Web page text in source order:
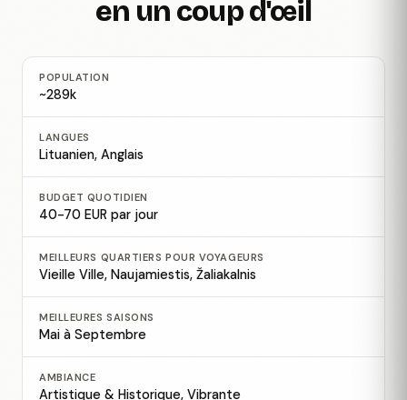
en un coup d'œil
POPULATION
~289k
LANGUES
Lituanien, Anglais
BUDGET QUOTIDIEN
40-70 EUR par jour
MEILLEURS QUARTIERS POUR VOYAGEURS
Vieille Ville, Naujamiestis, Žaliakalnis
MEILLEURES SAISONS
Mai à Septembre
AMBIANCE
Artistique & Historique, Vibrante